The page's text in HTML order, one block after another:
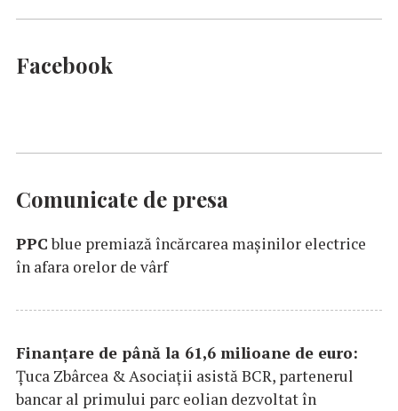
Facebook
Comunicate de presa
PPCblue premiază încărcarea maşinilor electrice
în afara orelor de vârf
Finanțare de până la 61,6 milioane de euro:
Țuca Zbârcea & Asociații asistă BCR, partenerul
bancar al primului parc eolian dezvoltat în